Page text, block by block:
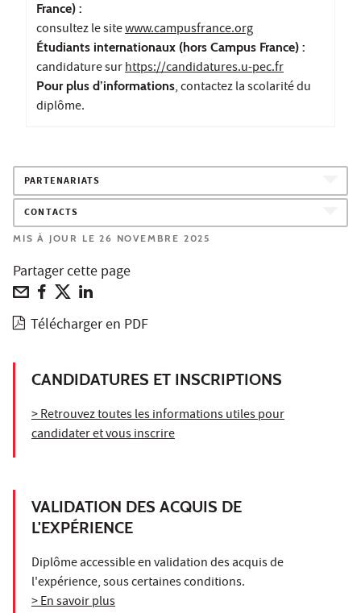
France) :
consultez le sitewww.campusfrance.org
Étudiants internationaux (hors Campus France) :
candidature surhttps://candidatures.u-pec.fr
Pour plus d’informations, contactez la scolarité du
diplôme.
PARTENARIATS
CONTACTS
MIS À JOUR LE 26 NOVEMBRE 2025
Partager cette page
Télécharger en PDF
CANDIDATURES ET INSCRIPTIONS
> Retrouvez toutes les informations utiles pour
candidater et vous inscrire
VALIDATION DES ACQUIS DE
L'EXPÉRIENCE
Diplôme accessible en validation des acquis de
l'expérience, sous certaines conditions.
> En savoir plus